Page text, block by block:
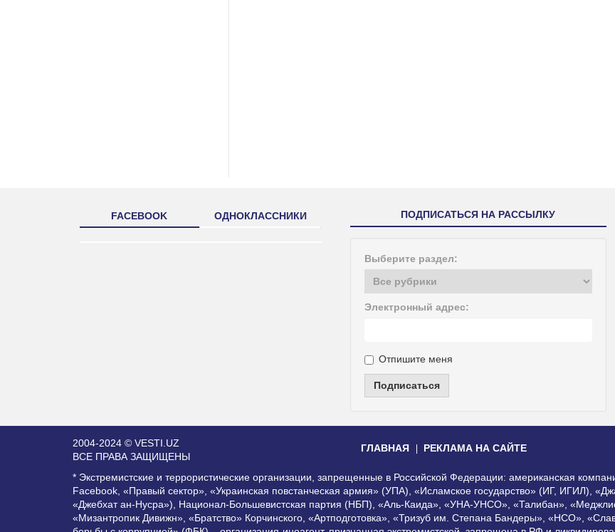
FACEBOOK ОДНОКЛАССНИКИ ПОДПИСАТЬСЯ НА РАССЫЛКУ
Выберите раздел:
Электронный адрес:
Отпишите меня
Подписаться
2004-2024 © VESTI.UZ
ВСЕ ПРАВА ЗАЩИЩЕНЫ
ГЛАВНАЯ РЕКЛАМА НА САЙТЕ
* Экстремистские и террористические организации, запрещенные в Российской Федерации: американская
Facebook, «Правый сектор», «Украинская повстанческая армия» (УПА), «Исламское государство» (ИГ, ИГИЛ),
«Джебхат ан-Нусра»), Национал-Большевистская партия (НБП), «Аль-Каида», «УНА-УНСО», «Талибан», «Меджлис
«Мизантропик Дивижн», «Братство» Корчинского, «Артподготовка», «Тризуб им. Степана Бандеры», «НСО»,